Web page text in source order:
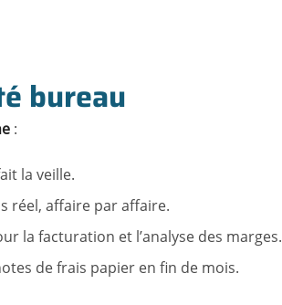
bureau
:
la veille.
réel, affaire par affaire.
la facturation et l’analyse des marges.
de frais papier en fin de mois.